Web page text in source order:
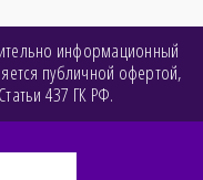
информационный
публичной офертой,
437 ГК РФ.